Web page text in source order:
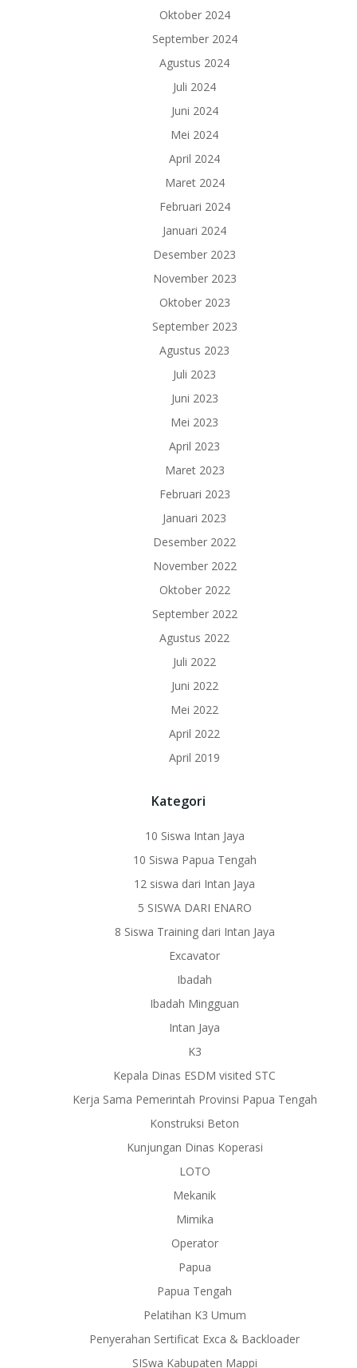
Oktober 2024
September 2024
Agustus 2024
Juli 2024
Juni 2024
Mei 2024
April 2024
Maret 2024
Februari 2024
Januari 2024
Desember 2023
November 2023
Oktober 2023
September 2023
Agustus 2023
Juli 2023
Juni 2023
Mei 2023
April 2023
Maret 2023
Februari 2023
Januari 2023
Desember 2022
November 2022
Oktober 2022
September 2022
Agustus 2022
Juli 2022
Juni 2022
Mei 2022
April 2022
April 2019
Kategori
10 Siswa Intan Jaya
10 Siswa Papua Tengah
12 siswa dari Intan Jaya
5 SISWA DARI ENARO
8 Siswa Training dari Intan Jaya
Excavator
Ibadah
Ibadah Mingguan
Intan Jaya
K3
Kepala Dinas ESDM visited STC
Kerja Sama Pemerintah Provinsi Papua Tengah
Konstruksi Beton
Kunjungan Dinas Koperasi
LOTO
Mekanik
Mimika
Operator
Papua
Papua Tengah
Pelatihan K3 Umum
Penyerahan Sertificat Exca & Backloader
SISwa Kabupaten Mappi